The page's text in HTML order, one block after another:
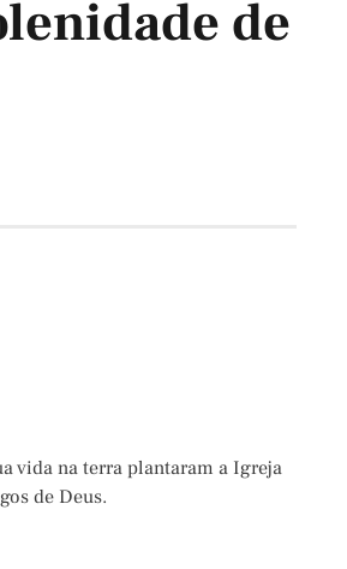
de
vida na terra plantaram a Igreja
de Deus.